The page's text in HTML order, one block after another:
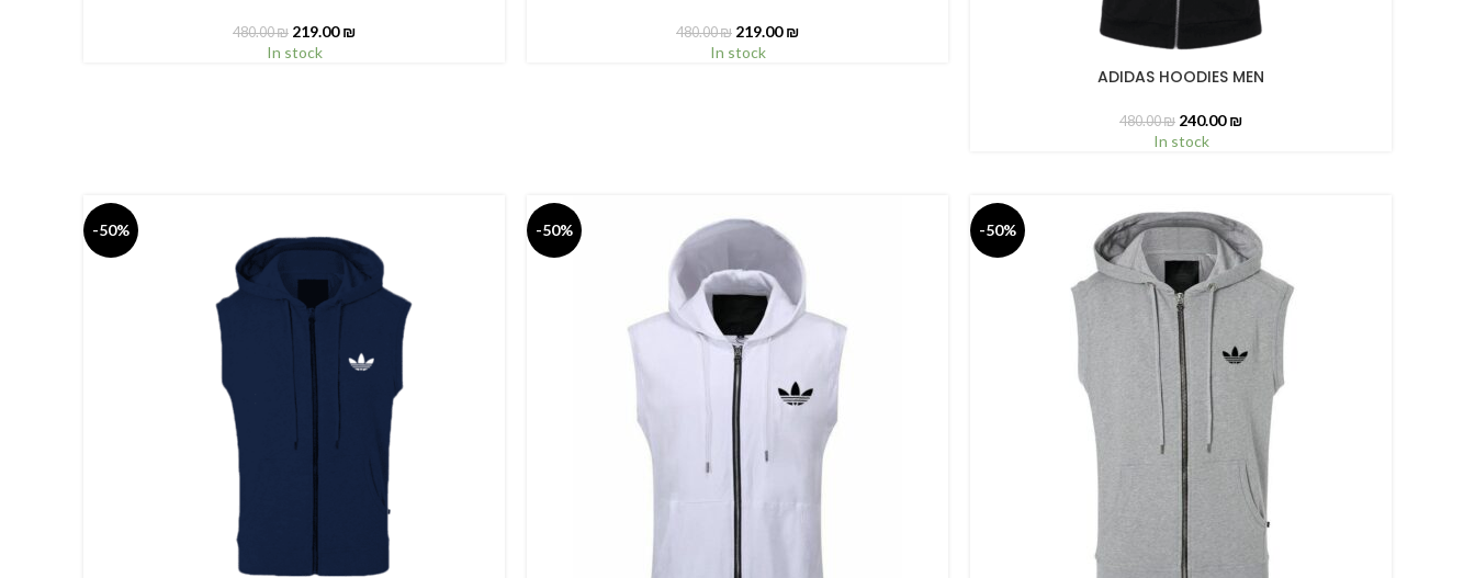
480.00₪ 219.00₪
In stock
480.00₪ 219.00₪
In stock
ADIDAS HOODIES MEN
480.00₪ 240.00₪
In stock
-50% -50% -50%